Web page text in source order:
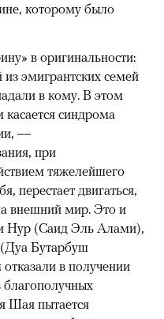
которому было
в оригинальности:
эмигрантских семей
в кому. В этом
синдрома
—
при
тяжелейшего
перестает двигаться,
внешний мир. Это и
Нур (Саид Эль Алами),
Бутарбуш
в получении
благополучных
Шая пытается